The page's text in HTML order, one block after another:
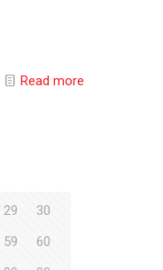
Read more
29
30
59
60